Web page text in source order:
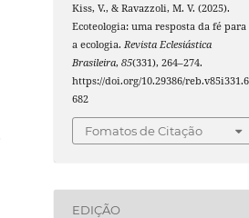
Kiss, V., & Ravazzoli, M. V. (2025).
Ecoteologia: uma resposta da fé para
a ecologia.Revista Eclesiástica
Brasileira,85(331), 264–274.
https://doi.org/10.29386/reb.v85i331.6
682
Fomatos de Citação
EDIÇÃO